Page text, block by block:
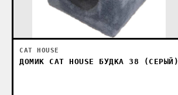
CAT HOUSE
ДОМИК CAT HOUSE БУДКА 38 (СЕРЫЙ)